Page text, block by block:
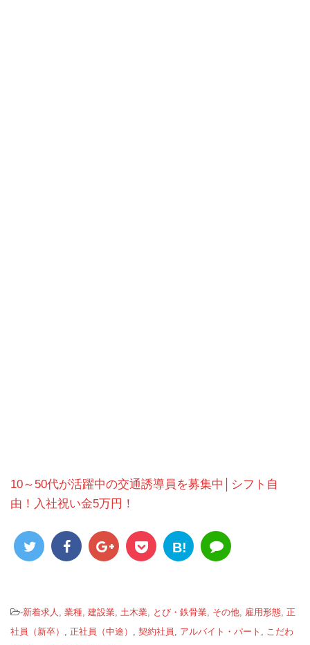
10～50代が活躍中の交通誘導員を募集中│シフト自
由！入社祝い金5万円！
B!
-新着求人 , 業種, 建設業, 土木業, とび・鉄骨業, その他, 雇用形態, 正
社員（新卒） , 正社員（中途） , 契約社員 , アルバイト・パート , こだわ